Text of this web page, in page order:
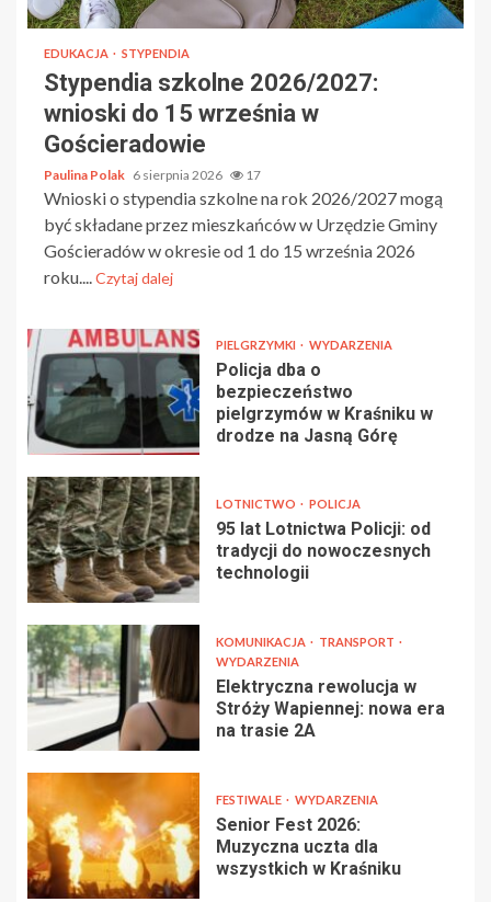
EDUKACJA STYPENDIA
Stypendia szkolne 2026/2027:
wnioski do 15 września w
Gościeradowie
Paulina Polak 6 sierpnia 2026 17
Wnioski o stypendia szkolne na rok 2026/2027 mogą
być składane przez mieszkańców w Urzędzie Gminy
Gościeradów w okresie od 1 do 15 września 2026
roku....Czytaj dalej
PIELGRZYMKI WYDARZENIA
Policja dba o
bezpieczeństwo
pielgrzymów w Kraśniku w
drodze na Jasną Górę
LOTNICTWO POLICJA
95 lat Lotnictwa Policji: od
tradycji do nowoczesnych
technologii
KOMUNIKACJA
TRANSPORT
WYDARZENIA
Elektryczna rewolucja w
Stróży Wapiennej: nowa era
na trasie 2A
FESTIWALE WYDARZENIA
Senior Fest 2026:
Muzyczna uczta dla
wszystkich w Kraśniku